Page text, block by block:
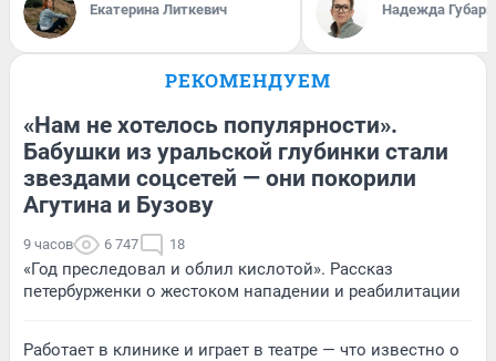
Екатерина Литкевич Надежда Губарь
РЕКОМЕНДУЕМ
«Нам не хотелось популярности».
Бабушки из уральской глубинки стали
звездами соцсетей — они покорили
Агутина и Бузову
9 часов 6 747 18
«Год преследовал и облил кислотой». Рассказ
петербурженки о жестоком нападении и реабилитации
Работает в клинике и играет в театре — что известно о